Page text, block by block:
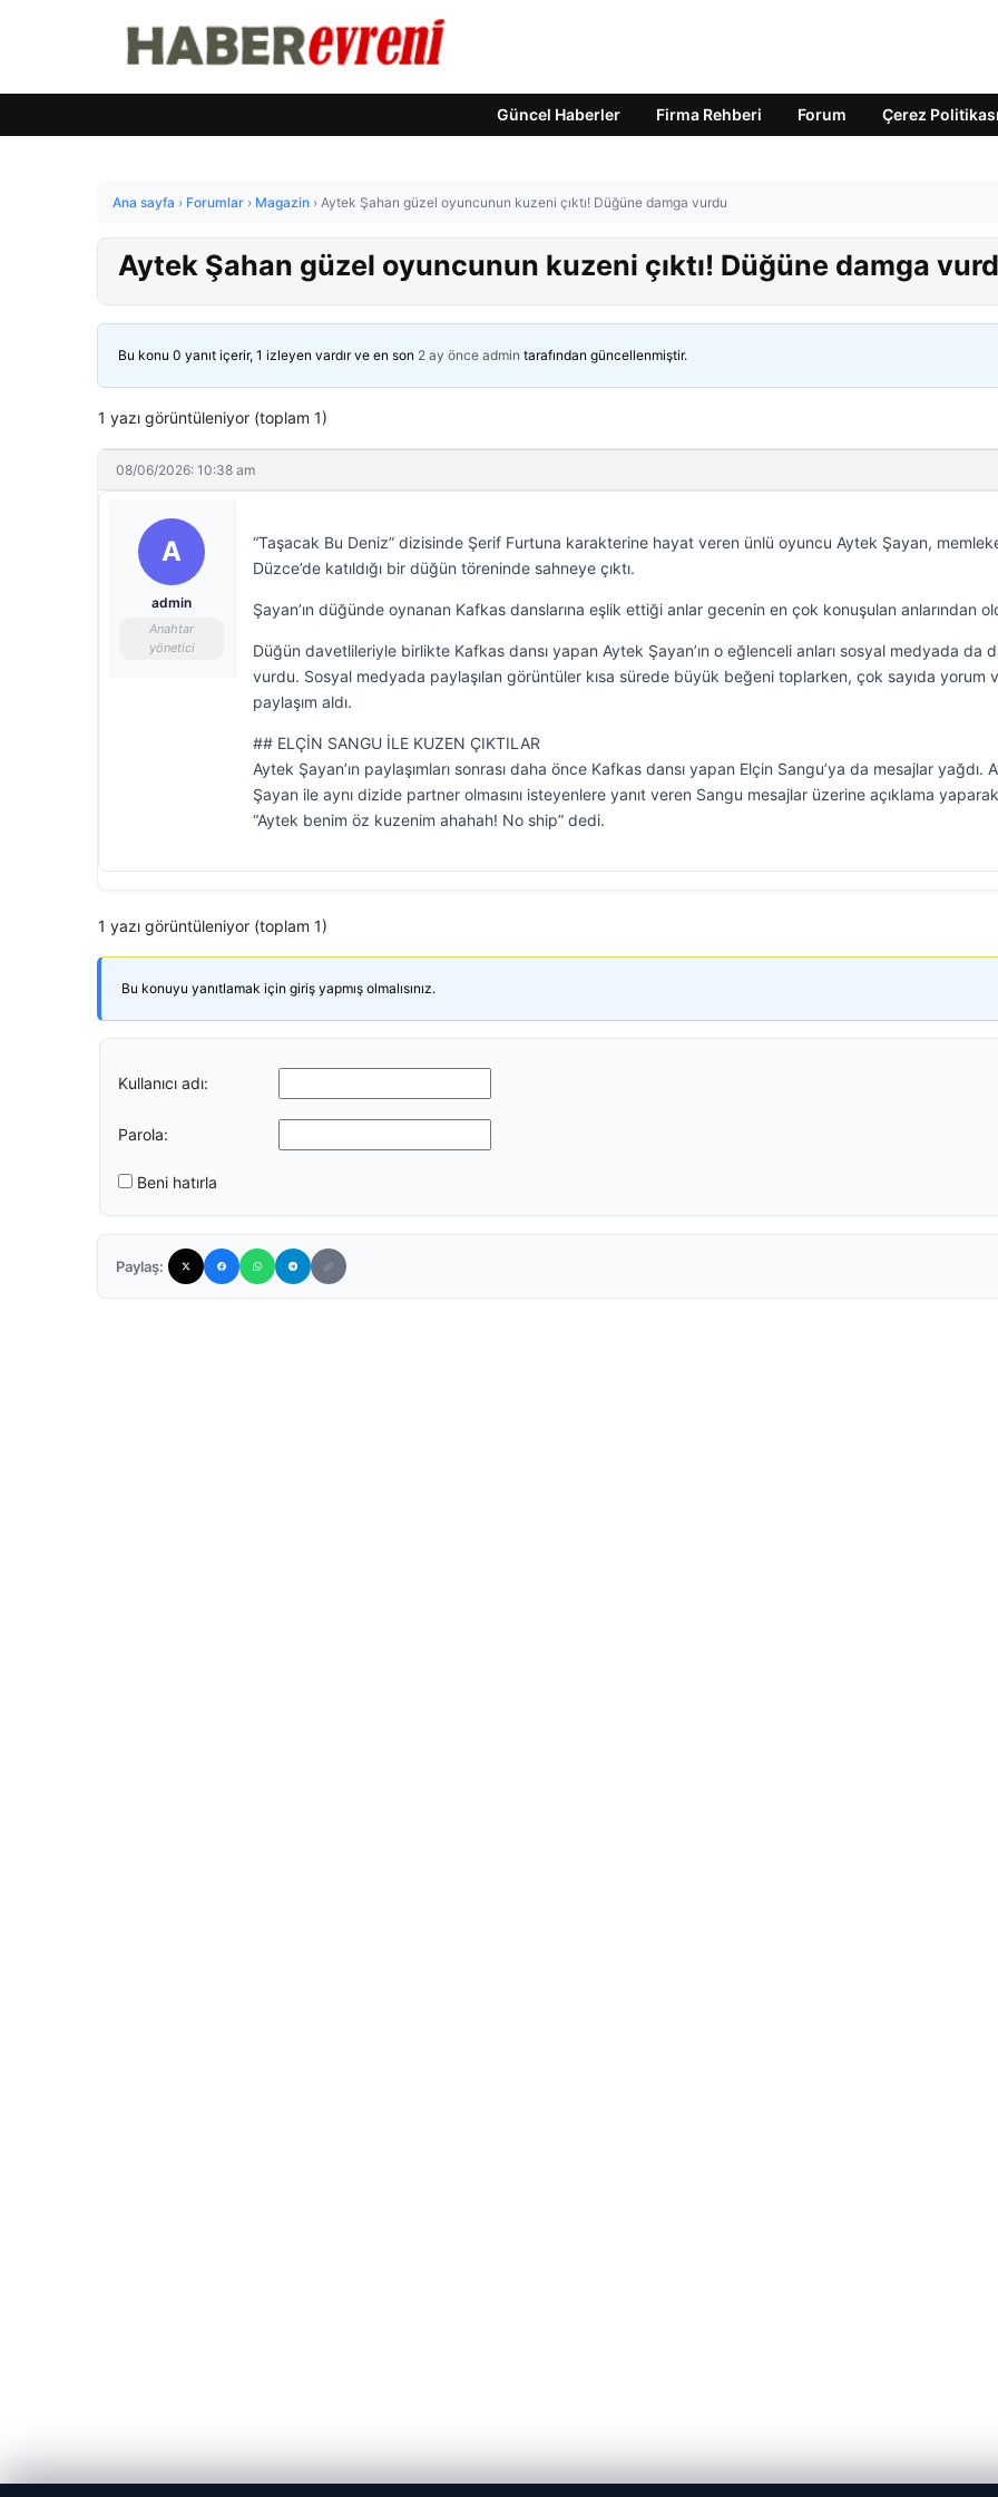
Güncel Haberler Firma Rehberi Forum Çerez Politikası
Ana sayfa › Forumlar › Magazin › Aytek Şahan güzel oyuncunun kuzeni çıktı! Düğüne damga vurdu
Aytek Şahan güzel oyuncunun kuzeni çıktı! Düğüne damga
Bu konu 0 yanıt içerir, 1 izleyen vardır ve en son 2 ay önce admin tarafından güncellenmiştir.
1 yazı görüntüleniyor (toplam 1)
08/06/2026: 10:38 am
A
admin
Anahtar
yönetici
“Taşacak Bu Deniz” dizisinde Şerif Furtuna karakterine hayat veren ünlü oyuncu Aytek Şayan,
Düzce’de katıldığı bir düğün töreninde sahneye çıktı.
Şayan’ın düğünde oynanan Kafkas danslarına eşlik ettiği anlar gecenin en çok konuşulan anlarından
Düğün davetlileriyle birlikte Kafkas dansı yapan Aytek Şayan’ın o eğlenceli anları sosyal medyada da
vurdu. Sosyal medyada paylaşılan görüntüler kısa sürede büyük beğeni toplarken, çok sayıda yorum
paylaşım aldı.
## ELÇİN SANGU İLE KUZEN ÇIKTILAR
Aytek Şayan’ın paylaşımları sonrası daha önce Kafkas dansı yapan Elçin Sangu’ya da mesajlar yağdı.
Şayan ile aynı dizide partner olmasını isteyenlere yanıt veren Sangu mesajlar üzerine açıklama yaparak
“Aytek benim öz kuzenim ahahah! No ship” dedi.
1 yazı görüntüleniyor (toplam 1)
Bu konuyu yanıtlamak için giriş yapmış olmalısınız.
Kullanıcı adı:
Parola:
Beni hatırla
Paylaş: